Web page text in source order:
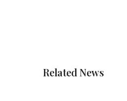
Related News